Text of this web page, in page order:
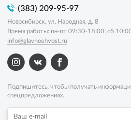
(383) 209-95-97
Новосибирск, ул. Народная, д. 8
Время работы: пн-пт 09:30-18:00, сб
info@glavnoehvost.ru
Подпишитесь, чтобы получать
спецпредложениях.